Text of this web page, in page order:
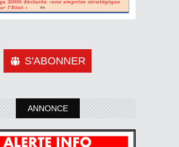
S'ABONNER
ANNONCE